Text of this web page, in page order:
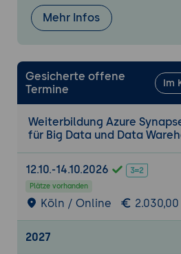
die Funktionalität und
der Plattform zu
Erstellung eines neuen
Workspaces und
erforderlichen
Importieren eines
Durchführung von ersten
Ergebnis:Ein vollständig
Azure Synapse
durchgeführten
Erweiterte
Mehr Infos
Gesicherte offene
Termine
Im
Weiterbildung Azure
für Big Data und Data
12.10.-14.10.2026
Plätze vorhanden
Köln / Online 2.030,00
2027